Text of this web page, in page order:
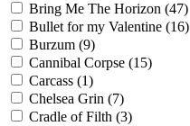
Bring Me The Horizon (47)
Bullet for my Valentine (16)
Burzum (9)
Cannibal Corpse (15)
Carcass (1)
Chelsea Grin (7)
Cradle of Filth (3)